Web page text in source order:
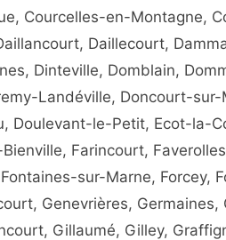
Courcelles-en-Montagne,
Daillecourt,
Dinteville, Domblain,
Landéville, Doncourt-
Doulevant-le-Petit, Ecot-la-
Farincourt,
sur-Marne, Forcey,
Genevrières, Germaines,
Gillaumé, Gilley,